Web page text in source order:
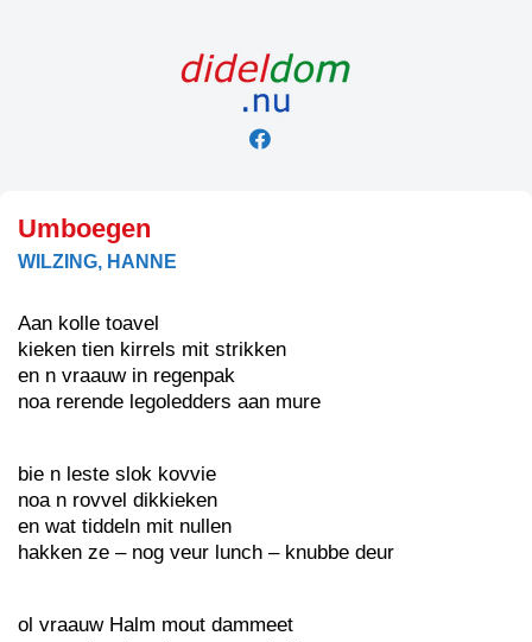
Umboegen
WILZING, HANNE
Aan kolle toavel
kieken tien kirrels mit strikken
en n vraauw in regenpak
noa rerende legoledders aan mure
bie n leste slok kovvie
noa n rovvel dikkieken
en wat tiddeln mit nullen
hakken ze – nog veur lunch – knubbe deur
ol vraauw Halm mout dammeet